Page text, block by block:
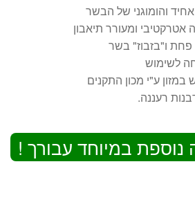
והומוגני של הבשר
ומעורר תיאבון
לשימוש
ע"י מכון התקנים
רעננה.
נוספת במיוחד עבורך !